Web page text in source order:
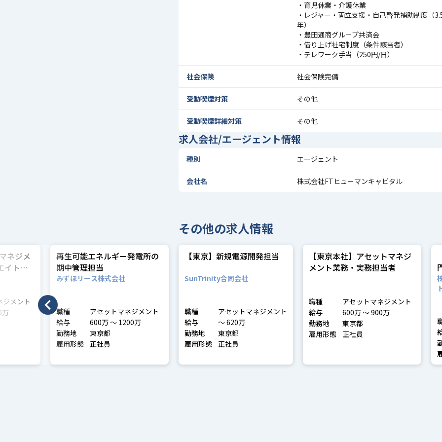
・育児休業・介護休業
・レジャー・両立支援・自己啓発補助制度（
年）
・豊田通商グループ共済会
・借り上げ社宅制度（条件該当者）
・テレワーク手当（250円/日）
社会保険 社会保険完備
受動喫煙対策 その他
受動喫煙詳細対策 その他
求人会社/エージェント情報
種別 エージェント
会社名 株式会社FTヒューマンキャピタル
その他の求人情報
ネジメ
イト
ジメント
万
再生可能エネルギー発電所の
期中管理担当
みずほリース株式会社
職種
アセットマネジメント
給与
600万 〜 1200万
勤務地
東京都
雇用形態
正社員
【東京】新規電源開発担当
SunTrinity合同会社
職種
アセットマネジメント
給与
〜 620万
勤務地
東京都
雇用形態
正社員
【東京本社】アセットマネジ
メント業務・実務担当者
職種
アセットマネジメント
給与
600万 〜 900万
勤務地
東京都
雇用形態
正社員